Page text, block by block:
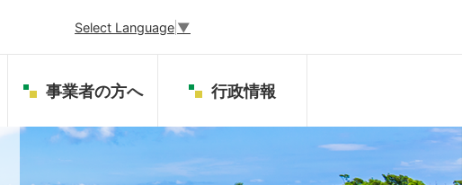
Select Language ▼
事業者の方へ 行政情報